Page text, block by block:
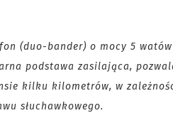
(duo-bander) o mocy 5
podstawa zasilająca,
kilku kilometrów, w
słuchawkowego.